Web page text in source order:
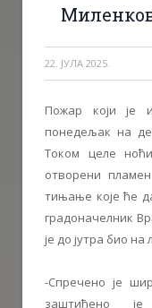
22. ЈУЛА 2025.
Пожар који је
понедељак на
Током целе
отворени
тињање које ће
градоначелник
је до јутра био на
-Спречено је
заштићено